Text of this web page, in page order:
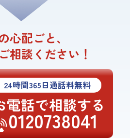
心配ごと、
相談ください！
24時間365日通話料無料
電話で相談する
0120738041